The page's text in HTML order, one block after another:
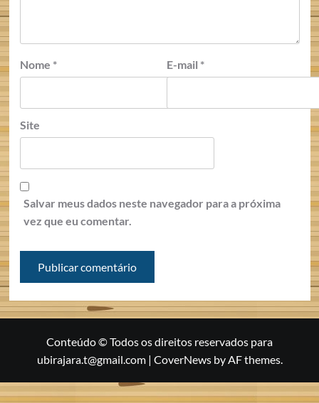
Nome * E-mail *
Site
Salvar meus dados neste navegador para a próxima
vez que eu comentar.
Conteúdo © Todos os direitos reservados para
ubirajara.t@gmail.com | CoverNewsby AF themes.